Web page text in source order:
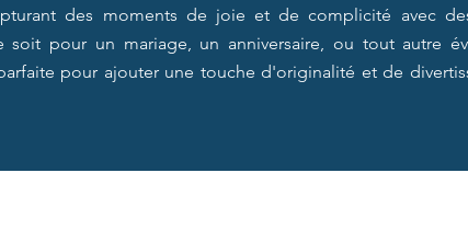
des moments de joie et de complicité avec
soit pour un mariage, un anniversaire, ou tout autre
pour ajouter une touche d'originalité et de